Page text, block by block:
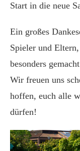
Start in die neue
Ein großes
Spieler und
besonders
Wir freuen uns
hoffen, euch alle
dürfen!